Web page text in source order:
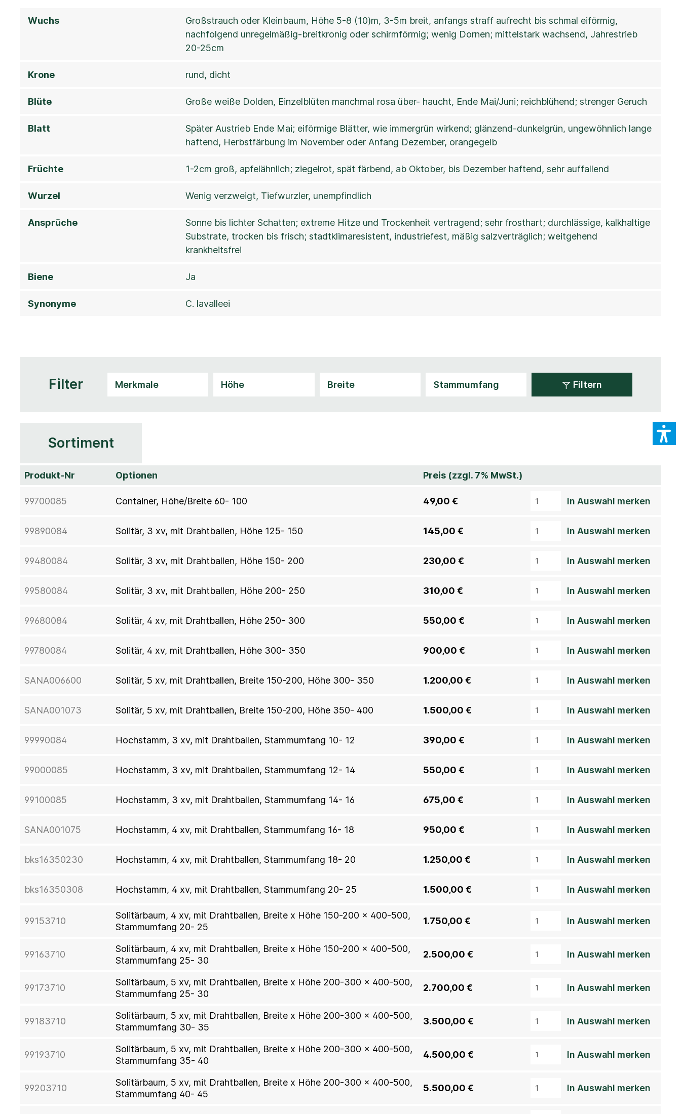
Wuchs
Großstrauch oder Kleinbaum, Höhe 5-8 (10)m, 3-5m breit, anfangs straff aufrecht bis schmal eiförmig,
nachfolgend unregelmäßig-breitkronig oder schirmförmig; wenig Dornen; mittelstark wachsend, Jahrestrieb
20-25cm
Krone rund, dicht
Blüte Große weiße Dolden, Einzelblüten manchmal rosa über- haucht, Ende Mai/Juni; reichblühend; strenger Geruch
Blatt
Später Austrieb Ende Mai; eiförmige Blätter, wie immergrün wirkend; glänzend-dunkelgrün, ungewöhnlich lange
haftend, Herbstfärbung im November oder Anfang Dezember, orangegelb
Früchte 1-2cm groß, apfelähnlich; ziegelrot, spät färbend, ab Oktober, bis Dezember haftend, sehr auffallend
Wurzel Wenig verzweigt, Tiefwurzler, unempfindlich
Ansprüche
Sonne bis lichter Schatten; extreme Hitze und Trockenheit vertragend; sehr frosthart; durchlässige, kalkhaltige
Substrate, trocken bis frisch; stadtklimaresistent, industriefest, mäßig salzverträglich; weitgehend
krankheitsfrei
Biene Ja
Synonyme C. lavalleei
Filter Filtern
Sortiment
Produkt-Nr Optionen Preis (zzgl. 7% MwSt.)
99700085 Container, Höhe/Breite 60- 100 49,00 € In Auswahl merken
99890084 Solitär, 3 xv, mit Drahtballen, Höhe 125- 150 145,00 € In Auswahl merken
99480084 Solitär, 3 xv, mit Drahtballen, Höhe 150- 200 230,00 € In Auswahl merken
99580084 Solitär, 3 xv, mit Drahtballen, Höhe 200- 250 310,00 € In Auswahl merken
99680084 Solitär, 4 xv, mit Drahtballen, Höhe 250- 300 550,00 € In Auswahl merken
99780084 Solitär, 4 xv, mit Drahtballen, Höhe 300- 350 900,00 € In Auswahl merken
SANA006600 Solitär, 5 xv, mit Drahtballen, Breite 150-200, Höhe 300- 350 1.200,00 € In Auswahl merken
SANA001073 Solitär, 5 xv, mit Drahtballen, Breite 150-200, Höhe 350- 400 1.500,00 € In Auswahl merken
99990084 Hochstamm, 3 xv, mit Drahtballen, Stammumfang 10- 12 390,00 € In Auswahl merken
99000085 Hochstamm, 3 xv, mit Drahtballen, Stammumfang 12- 14 550,00 € In Auswahl merken
99100085 Hochstamm, 3 xv, mit Drahtballen, Stammumfang 14- 16 675,00 € In Auswahl merken
SANA001075 Hochstamm, 4 xv, mit Drahtballen, Stammumfang 16- 18 950,00 € In Auswahl merken
bks16350230 Hochstamm, 4 xv, mit Drahtballen, Stammumfang 18- 20 1.250,00 € In Auswahl merken
bks16350308 Hochstamm, 4 xv, mit Drahtballen, Stammumfang 20- 25 1.500,00 € In Auswahl merken
99153710
Solitärbaum, 4 xv, mit Drahtballen, Breite x Höhe 150-200 x 400-500,
Stammumfang 20- 25
1.750,00 € In Auswahl merken
99163710
Solitärbaum, 4 xv, mit Drahtballen, Breite x Höhe 150-200 x 400-500,
Stammumfang 25- 30
2.500,00 € In Auswahl merken
99173710
Solitärbaum, 5 xv, mit Drahtballen, Breite x Höhe 200-300 x 400-500,
Stammumfang 25- 30
2.700,00 € In Auswahl merken
99183710
Solitärbaum, 5 xv, mit Drahtballen, Breite x Höhe 200-300 x 400-500,
Stammumfang 30- 35
3.500,00 € In Auswahl merken
99193710
Solitärbaum, 5 xv, mit Drahtballen, Breite x Höhe 200-300 x 400-500,
Stammumfang 35- 40
4.500,00 € In Auswahl merken
99203710
Solitärbaum, 5 xv, mit Drahtballen, Breite x Höhe 200-300 x 400-500,
Stammumfang 40- 45
5.500,00 € In Auswahl merken